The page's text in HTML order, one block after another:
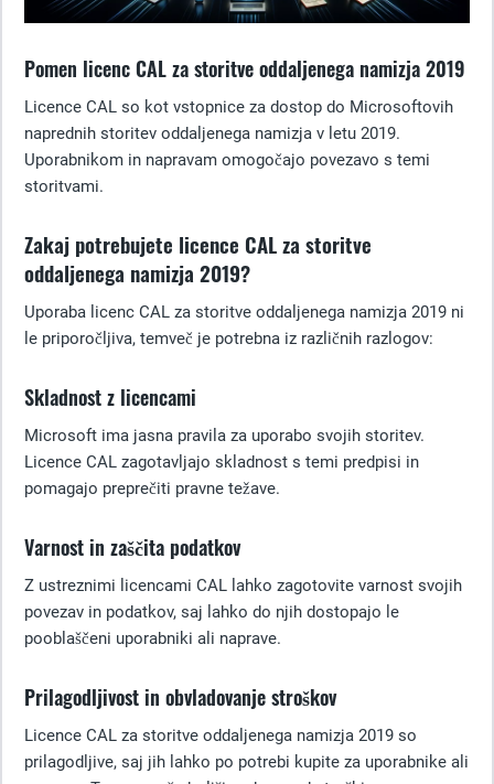
Pomen licenc CAL za storitve oddaljenega namizja 2019
Licence CAL so kot vstopnice za dostop do Microsoftovih
naprednih storitev oddaljenega namizja v letu 2019.
Uporabnikom in napravam omogočajo povezavo s temi
storitvami.
Zakaj potrebujete licence CAL za storitve
oddaljenega namizja 2019?
Uporaba licenc CAL za storitve oddaljenega namizja 2019 ni
le priporočljiva, temveč je potrebna iz različnih razlogov:
Skladnost z licencami
Microsoft ima jasna pravila za uporabo svojih storitev.
Licence CAL zagotavljajo skladnost s temi predpisi in
pomagajo preprečiti pravne težave.
Varnost in zaščita podatkov
Z ustreznimi licencami CAL lahko zagotovite varnost svojih
povezav in podatkov, saj lahko do njih dostopajo le
pooblaščeni uporabniki ali naprave.
Prilagodljivost in obvladovanje stroškov
Licence CAL za storitve oddaljenega namizja 2019 so
prilagodljive, saj jih lahko po potrebi kupite za uporabnike ali